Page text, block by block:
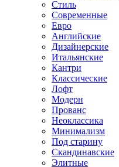
Стиль
Современные
Евро
Английские
Дизайнерские
Итальянские
Кантри
Классические
Лофт
Модерн
Прованс
Неоклассика
Минимализм
Под старину
Скандинавские
Элитные